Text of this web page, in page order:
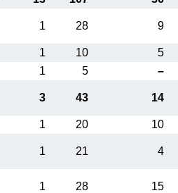
1 28 9
1 10
5
1 5
–
3 43 14
1 20
10
1 21 4
1 28 15